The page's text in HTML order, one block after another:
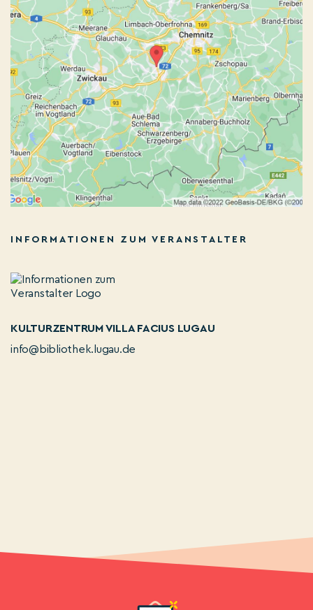
INFORMATIONEN ZUM VERANSTALTER
KULTURZENTRUM VILLA FACIUS LUGAU
info@bibliothek.lugau.de